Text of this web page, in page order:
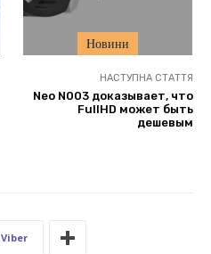
Новини
НАСТУПНА СТАТТЯ
Neo N003 доказывает, что
FullHD может быть
дешевым
Viber